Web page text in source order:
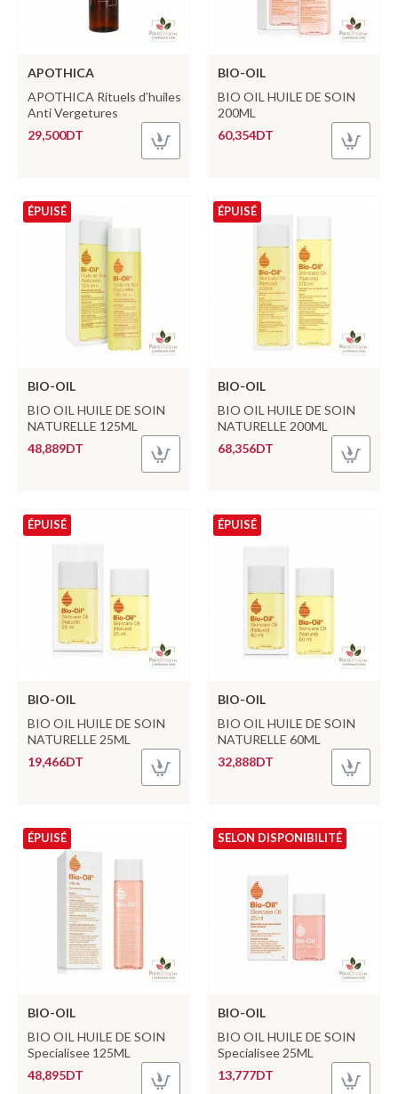
APOTHICA
APOTHICA Rituels d’huiles
Anti Vergetures
29,500DT
BIO-OIL
BIO OIL HUILE DE SOIN
200ML
60,354DT
ÉPUISÉ
BIO-OIL
BIO OIL HUILE DE SOIN
NATURELLE 125ML
48,889DT
ÉPUISÉ
BIO-OIL
BIO OIL HUILE DE SOIN
NATURELLE 200ML
68,356DT
ÉPUISÉ
BIO-OIL
BIO OIL HUILE DE SOIN
NATURELLE 25ML
19,466DT
ÉPUISÉ
BIO-OIL
BIO OIL HUILE DE SOIN
NATURELLE 60ML
32,888DT
ÉPUISÉ
BIO-OIL
BIO OIL HUILE DE SOIN
Specialisee 125ML
48,895DT
SELON DISPONIBILITÉ
BIO-OIL
BIO OIL HUILE DE SOIN
Specialisee 25ML
13,777DT